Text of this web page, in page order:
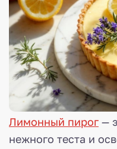
Лимонный пирог —
нежного теста и